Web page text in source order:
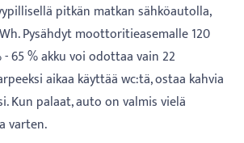
pitkän matkan sähköautolla,
Pysähdyt moottoritieasemalle 120
65 % akku voi odottaa vain 22
aikaa käyttää wc:tä, ostaa kahvia
Kun palaat, auto on valmis vielä
varten.